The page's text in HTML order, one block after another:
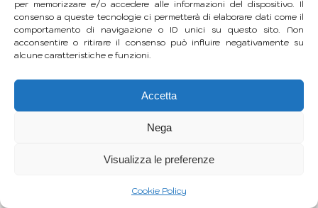
per memorizzare e/o accedere alle informazioni del dispositivo. Il
consenso a queste tecnologie ci permetterà di elaborare dati come il
comportamento di navigazione o ID unici su questo sito. Non
acconsentire o ritirare il consenso può influire negativamente su
alcune caratteristiche e funzioni.
Accetta
Nega
Visualizza le preferenze
Cookie Policy